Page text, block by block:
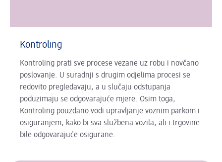
Kontroling
Kontroling prati sve procese vezane uz robu i novčano
poslovanje. U suradnji s drugim odjelima procesi se
redovito pregledavaju, a u slučaju odstupanja
poduzimaju se odgovarajuće mjere. Osim toga,
Kontroling pouzdano vodi upravljanje voznim parkom i
osiguranjem, kako bi sva službena vozila, ali i trgovine
bile odgovarajuće osigurane.